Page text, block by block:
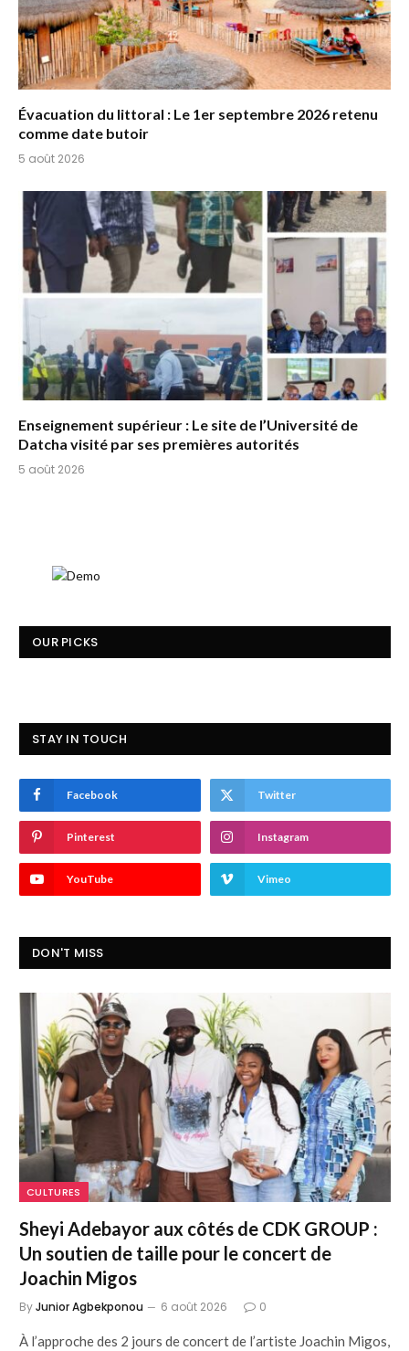
Évacuation du littoral : Le 1er septembre 2026 retenu
comme date butoir
5 août 2026
Enseignement supérieur : Le site de l’Université de
Datcha visité par ses premières autorités
5 août 2026
OUR PICKS
STAY IN TOUCH
Facebook Twitter
Pinterest Instagram
YouTube Vimeo
DON'T MISS
CULTURES
Sheyi Adebayor aux côtés de CDK GROUP :
Un soutien de taille pour le concert de
Joachin Migos
ByJunior Agbekponou 6 août 2026 0
À l’approche des 2 jours de concert de l’artiste Joachin Migos,